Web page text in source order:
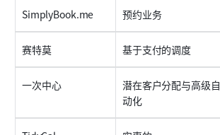
SimplyBook.me 预约业务
赛特莫 基于支付的调度
一次中心
潜在客户分配与高级自
动化